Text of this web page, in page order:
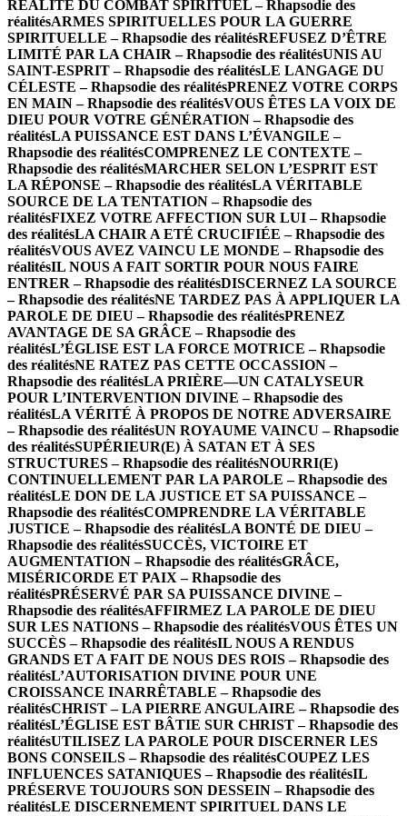
RÉALITÉ DU COMBAT SPIRITUEL – Rhapsodie des
réalitésARMES SPIRITUELLES POUR LA GUERRE
SPIRITUELLE – Rhapsodie des réalitésREFUSEZ D’ÊTRE
LIMITÉ PAR LA CHAIR – Rhapsodie des réalitésUNIS AU
SAINT-ESPRIT – Rhapsodie des réalitésLE LANGAGE DU
CÉLESTE – Rhapsodie des réalitésPRENEZ VOTRE CORPS
EN MAIN – Rhapsodie des réalitésVOUS ÊTES LA VOIX DE
DIEU POUR VOTRE GÉNÉRATION – Rhapsodie des
réalitésLA PUISSANCE EST DANS L’ÉVANGILE –
Rhapsodie des réalitésCOMPRENEZ LE CONTEXTE –
Rhapsodie des réalitésMARCHER SELON L’ESPRIT EST
LA RÉPONSE – Rhapsodie des réalitésLA VÉRITABLE
SOURCE DE LA TENTATION – Rhapsodie des
réalitésFIXEZ VOTRE AFFECTION SUR LUI – Rhapsodie
des réalitésLA CHAIR A ETÉ CRUCIFIÉE – Rhapsodie des
réalitésVOUS AVEZ VAINCU LE MONDE – Rhapsodie des
réalitésIL NOUS A FAIT SORTIR POUR NOUS FAIRE
ENTRER – Rhapsodie des réalitésDISCERNEZ LA SOURCE
– Rhapsodie des réalitésNE TARDEZ PAS À APPLIQUER LA
PAROLE DE DIEU – Rhapsodie des réalitésPRENEZ
AVANTAGE DE SA GRÂCE – Rhapsodie des
réalitésL’ÉGLISE EST LA FORCE MOTRICE – Rhapsodie
des réalitésNE RATEZ PAS CETTE OCCASSION –
Rhapsodie des réalitésLA PRIÈRE—UN CATALYSEUR
POUR L’INTERVENTION DIVINE – Rhapsodie des
réalitésLA VÉRITÉ À PROPOS DE NOTRE ADVERSAIRE
– Rhapsodie des réalitésUN ROYAUME VAINCU – Rhapsodie
des réalitésSUPÉRIEUR(E) À SATAN ET À SES
STRUCTURES – Rhapsodie des réalitésNOURRI(E)
CONTINUELLEMENT PAR LA PAROLE – Rhapsodie des
réalitésLE DON DE LA JUSTICE ET SA PUISSANCE –
Rhapsodie des réalitésCOMPRENDRE LA VÉRITABLE
JUSTICE – Rhapsodie des réalitésLA BONTÉ DE DIEU –
Rhapsodie des réalitésSUCCÈS, VICTOIRE ET
AUGMENTATION – Rhapsodie des réalitésGRÂCE,
MISÉRICORDE ET PAIX – Rhapsodie des
réalitésPRÉSERVÉ PAR SA PUISSANCE DIVINE –
Rhapsodie des réalitésAFFIRMEZ LA PAROLE DE DIEU
SUR LES NATIONS – Rhapsodie des réalitésVOUS ÊTES UN
SUCCÈS – Rhapsodie des réalitésIL NOUS A RENDUS
GRANDS ET A FAIT DE NOUS DES ROIS – Rhapsodie des
réalitésL’AUTORISATION DIVINE POUR UNE
CROISSANCE INARRÊTABLE – Rhapsodie des
réalitésCHRIST – LA PIERRE ANGULAIRE – Rhapsodie des
réalitésL’ÉGLISE EST BÂTIE SUR CHRIST – Rhapsodie des
réalitésUTILISEZ LA PAROLE POUR DISCERNER LES
BONS CONSEILS – Rhapsodie des réalitésCOUPEZ LES
INFLUENCES SATANIQUES – Rhapsodie des réalitésIL
PRÉSERVE TOUJOURS SON DESSEIN – Rhapsodie des
réalitésLE DISCERNEMENT SPIRITUEL DANS LE